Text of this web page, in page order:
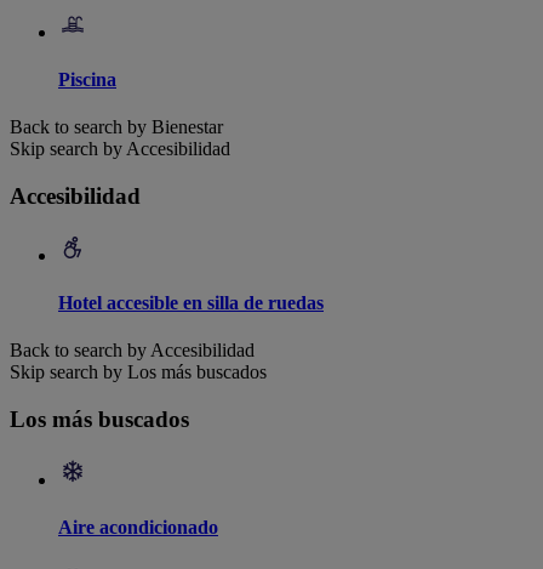
Piscina
Back to search by Bienestar
Skip search by Accesibilidad
Accesibilidad
Hotel accesible en silla de ruedas
Back to search by Accesibilidad
Skip search by Los más buscados
Los más buscados
Aire acondicionado